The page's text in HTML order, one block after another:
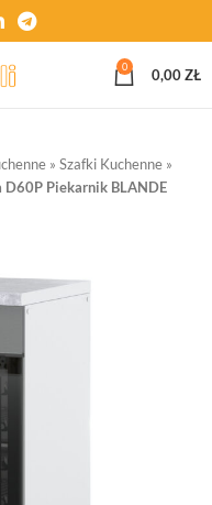
0 0,00ZŁ
» Szafki Kuchenne »
D60P Piekarnik BLANDE